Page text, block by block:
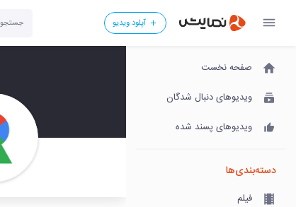
آپلود ویدیو
صفحه نخست
ویدیوهای دنبال شدگان
ویدیوهای پسند شده
دسته‌بندی‌ها
فیلم